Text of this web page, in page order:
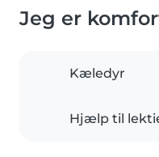
Jeg er
Kæledyr
Hjælp til